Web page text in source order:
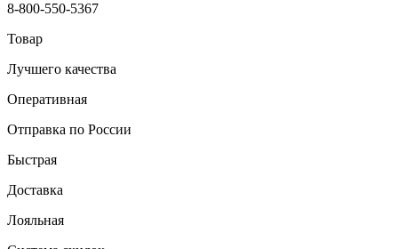
8-800-550-5367
Товар
Лучшего качества
Оперативная
Отправка по России
Быстрая
Доставка
Лояльная